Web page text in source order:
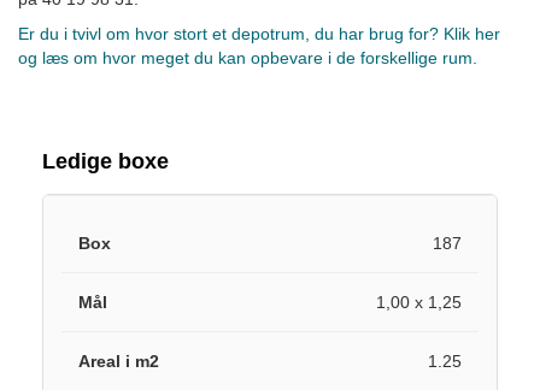
Er du i tvivl om hvor stort et depotrum, du har brug for? Klik her
og læs om hvor meget du kan opbevare i de forskellige rum.
Ledige boxe
187
1,00 x 1,25
1.25